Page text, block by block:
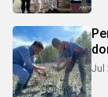
Jul